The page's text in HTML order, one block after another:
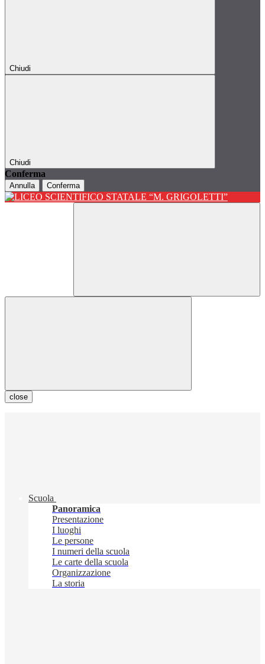
Chiudi
Chiudi
Conferma
Annulla Conferma
close
Scuola
Panoramica
Presentazione
I luoghi
Le persone
I numeri della scuola
Le carte della scuola
Organizzazione
La storia